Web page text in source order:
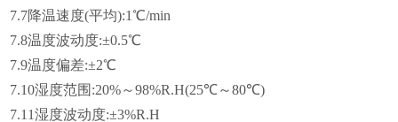
7.7降温速度(平均):1℃/min
7.8温度波动度:±0.5℃
7.9温度偏差:±2℃
7.10湿度范围:20%～98%R.H(25℃～80℃)
7.11湿度波动度:±3%R.H